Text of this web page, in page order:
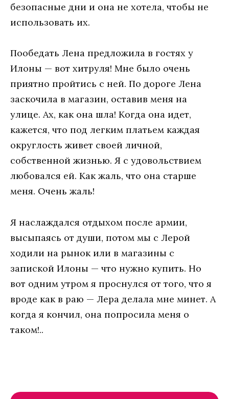
безопасные дни и она не хотела, чтобы не
использовать их.
Пообедать Лена предложила в гостях у
Илоны — вот хитруля! Мне было очень
приятно пройтись с ней. По дороге Лена
заскочила в магазин, оставив меня на
улице. Ах, как она шла! Когда она идет,
кажется, что под легким платьем каждая
округлость живет своей личной,
собственной жизнью. Я с удовольствием
любовался ей. Как жаль, что она старше
меня. Очень жаль!
Я наслаждался отдыхом после армии,
высыпаясь от души, потом мы с Лерой
ходили на рынок или в магазины с
запиской Илоны — что нужно купить. Но
вот одним утром я проснулся от того, что я
вроде как в раю — Лера делала мне минет. А
когда я кончил, она попросила меня о
таком!..